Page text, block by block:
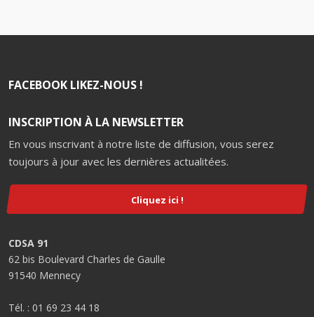
FACEBOOK LIKEZ-NOUS !
INSCRIPTION À LA NEWSLETTER
En vous inscrivant à notre liste de diffusion, vous serez
toujours à jour avec les dernières actualitées.
Cliquez ici !
CDSA 91
62 bis Boulevard Charles de Gaulle
91540 Mennecy
Tél. : 01 69 23 44 18